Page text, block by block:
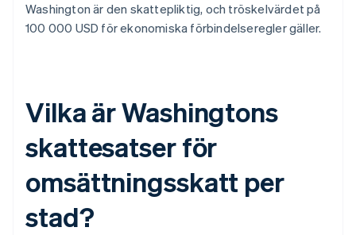
Washington är den skattepliktig, och tröskelvärdet på
100 000 USD för ekonomiska förbindelseregler gäller.
Vilka är Washingtons
skattesatser för
omsättningsskatt per
stad?